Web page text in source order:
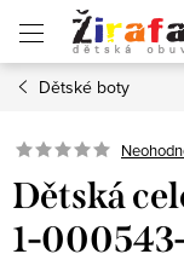
obsah
Dětské boty
Dětská
1-